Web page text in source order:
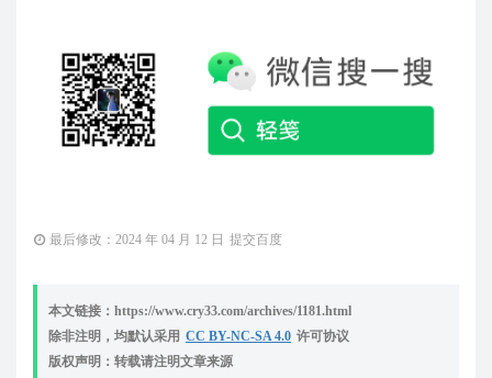
最后修改：2024 年 04 月 12 日 提交百度
本文链接：https://www.cry33.com/archives/1181.html
除非注明，均默认采用 CC BY-NC-SA 4.0 许可协议
版权声明：转载请注明文章来源